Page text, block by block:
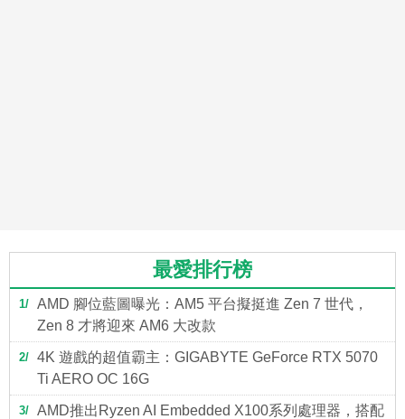
最愛排行榜
1
AMD 腳位藍圖曝光：AM5 平台擬挺進 Zen 7 世代，
Zen 8 才將迎來 AM6 大改款
2
4K 遊戲的超值霸主：GIGABYTE GeForce RTX 5070
Ti AERO OC 16G
3
AMD推出Ryzen AI Embedded X100系列處理器，搭配